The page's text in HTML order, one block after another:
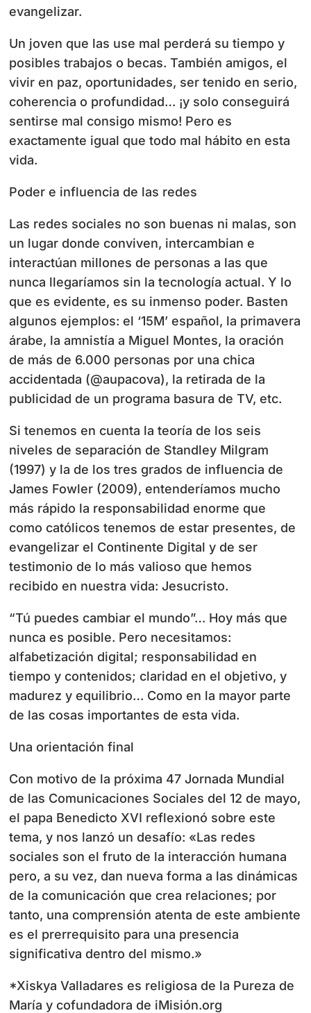
evangelizar.
Un joven que las use mal perderá su tiempo y
posibles trabajos o becas. También amigos, el
vivir en paz, oportunidades, ser tenido en serio,
coherencia o profundidad… ¡y solo conseguirá
sentirse mal consigo mismo! Pero es
exactamente igual que todo mal hábito en esta
vida.
Poder e influencia de las redes
Las redes sociales no son buenas ni malas, son
un lugar donde conviven, intercambian e
interactúan millones de personas a las que
nunca llegaríamos sin la tecnología actual. Y lo
que es evidente, es su inmenso poder. Basten
algunos ejemplos: el ‘15M’ español, la primavera
árabe, la amnistía a Miguel Montes, la oración
de más de 6.000 personas por una chica
accidentada (@aupacova), la retirada de la
publicidad de un programa basura de TV, etc.
Si tenemos en cuenta la teoría de los seis
niveles de separación de Standley Milgram
(1997) y la de los tres grados de influencia de
James Fowler (2009), entenderíamos mucho
más rápido la responsabilidad enorme que
como católicos tenemos de estar presentes, de
evangelizar el Continente Digital y de ser
testimonio de lo más valioso que hemos
recibido en nuestra vida: Jesucristo.
“Tú puedes cambiar el mundo”… Hoy más que
nunca es posible. Pero necesitamos:
alfabetización digital; responsabilidad en
tiempo y contenidos; claridad en el objetivo, y
madurez y equilibrio… Como en la mayor parte
de las cosas importantes de esta vida.
Una orientación final
Con motivo de la próxima 47 Jornada Mundial
de las Comunicaciones Sociales del 12 de mayo,
el papa Benedicto XVI reflexionó sobre este
tema, y nos lanzó un desafío: «Las redes
sociales son el fruto de la interacción humana
pero, a su vez, dan nueva forma a las dinámicas
de la comunicación que crea relaciones; por
tanto, una comprensión atenta de este ambiente
es el prerrequisito para una presencia
significativa dentro del mismo.»
*Xiskya Valladares es religiosa de la Pureza de
María y cofundadora de iMisión.org